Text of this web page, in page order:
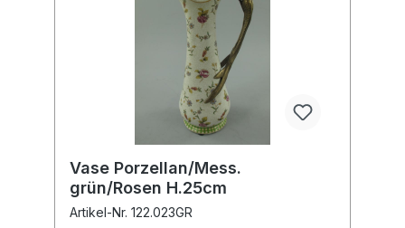
Vase Porzellan/Mess.
grün/Rosen H.25cm
Artikel-Nr. 122.023GR